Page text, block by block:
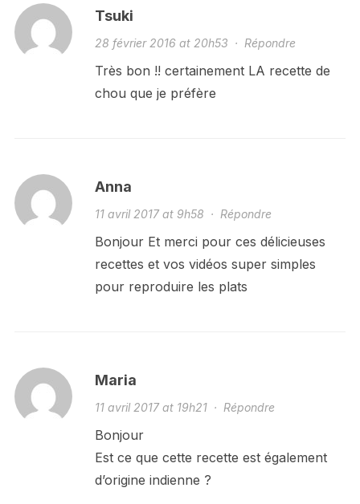
Tsuki
28 février 2016 at 20h53 · Répondre
Très bon !! certainement LA recette de
chou que je préfère
Anna
11 avril 2017 at 9h58 · Répondre
Bonjour Et merci pour ces délicieuses
recettes et vos vidéos super simples
pour reproduire les plats
Maria
11 avril 2017 at 19h21· Répondre
Bonjour
Est ce que cette recette est également
d’origine indienne ?